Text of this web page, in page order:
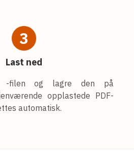
3
Last ned
-filen og lagre den på
opplastede PDF-
automatisk.